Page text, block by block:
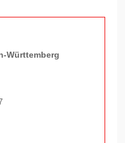
Württemberg